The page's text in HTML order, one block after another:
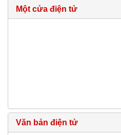
Một cửa điện tử
Văn bản điện tử